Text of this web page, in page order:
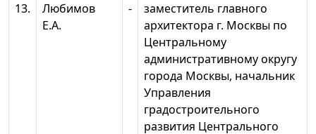
13.
Любимов
Е.А.
-
заместитель главного
архитектора г. Москвы по
Центральному
административному округу
города Москвы, начальник
Управления
градостроительного
развития Центрального